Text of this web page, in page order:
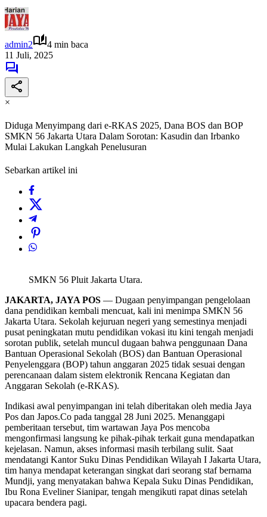
admin2
4 min baca
11 Juli, 2025
×
Diduga Menyimpang dari e-RKAS 2025, Dana BOS dan BOP
SMKN 56 Jakarta Utara Dalam Sorotan: Kasudin dan Irbanko
Mulai Lakukan Langkah Penelusuran
Sebarkan artikel ini
SMKN 56 Pluit Jakarta Utara.
JAKARTA, JAYA POS — Dugaan penyimpangan pengelolaan
dana pendidikan kembali mencuat, kali ini menimpa SMKN 56
Jakarta Utara. Sekolah kejuruan negeri yang semestinya menjadi
pusat peningkatan mutu pendidikan vokasi itu kini tengah menjadi
sorotan publik, setelah muncul dugaan bahwa penggunaan Dana
Bantuan Operasional Sekolah (BOS) dan Bantuan Operasional
Penyelenggara (BOP) tahun anggaran 2025 tidak sesuai dengan
perencanaan dalam sistem elektronik Rencana Kegiatan dan
Anggaran Sekolah (e-RKAS).
Indikasi awal penyimpangan ini telah diberitakan oleh media Jaya
Pos dan Japos.Co pada tanggal 28 Juni 2025. Menanggapi
pemberitaan tersebut, tim wartawan Jaya Pos mencoba
mengonfirmasi langsung ke pihak-pihak terkait guna mendapatkan
kejelasan. Namun, akses informasi masih terbilang sulit. Saat
mendatangi Kantor Suku Dinas Pendidikan Wilayah I Jakarta Utara,
tim hanya mendapat keterangan singkat dari seorang staf bernama
Mundji, yang menyatakan bahwa Kepala Suku Dinas Pendidikan,
Ibu Rona Eveliner Sianipar, tengah mengikuti rapat dinas setelah
upacara bendera pagi.